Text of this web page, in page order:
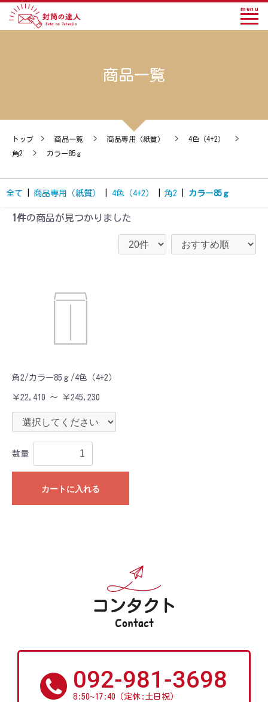
menu
商品一覧
トップ > 商品一覧 > 商品専用（紙質） > 4色（4+2）
>
角2
> カラー85ｇ
全て 商品専用（紙質） 4色（4+2） 角2 カラー85ｇ
1件の商品が見つかりました
角2/カラー85ｇ/4色（4+2）
￥22,410 ～ ￥245,230
数量
カートに入れる
コンタクト
Contact
092-981-3698
8:50~17:40（定休:土日祝）